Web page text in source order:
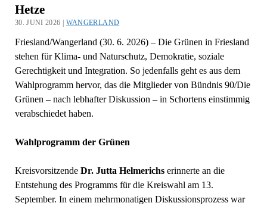
Hetze
30. JUNI 2026 | WANGERLAND
Friesland/Wangerland (30. 6. 2026) – Die Grünen in Friesland
stehen für Klima- und Naturschutz, Demokratie, soziale
Gerechtigkeit und Integration. So jedenfalls geht es aus dem
Wahlprogramm hervor, das die Mitglieder von Bündnis 90/Die
Grünen – nach lebhafter Diskussion – in Schortens einstimmig
verabschiedet haben.
Wahlprogramm der Grünen
Kreisvorsitzende Dr. Jutta Helmerichserinnerte an die
Entstehung des Programms für die Kreiswahl am 13.
September. In einem mehrmonatigen Diskussionsprozess war